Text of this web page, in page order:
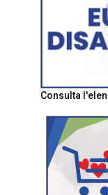
Consulta